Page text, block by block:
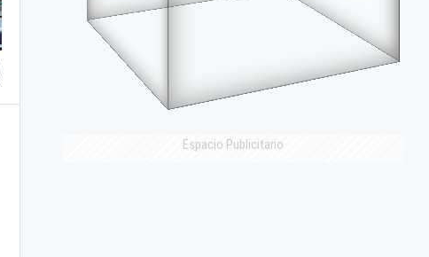
Espacio Publicitario